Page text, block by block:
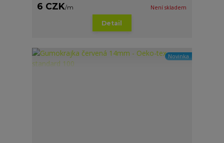
6 CZK/m Není skladem
Detail
Novinka